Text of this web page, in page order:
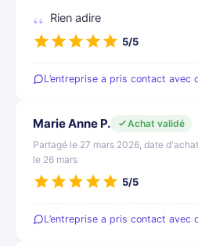
Rien adire
5/5
L’entreprise a pris contact avec
Marie Anne P.
Achat validé
Partagé le 27 mars 2026, date d'achat
le 26 mars
5/5
L’entreprise a pris contact avec